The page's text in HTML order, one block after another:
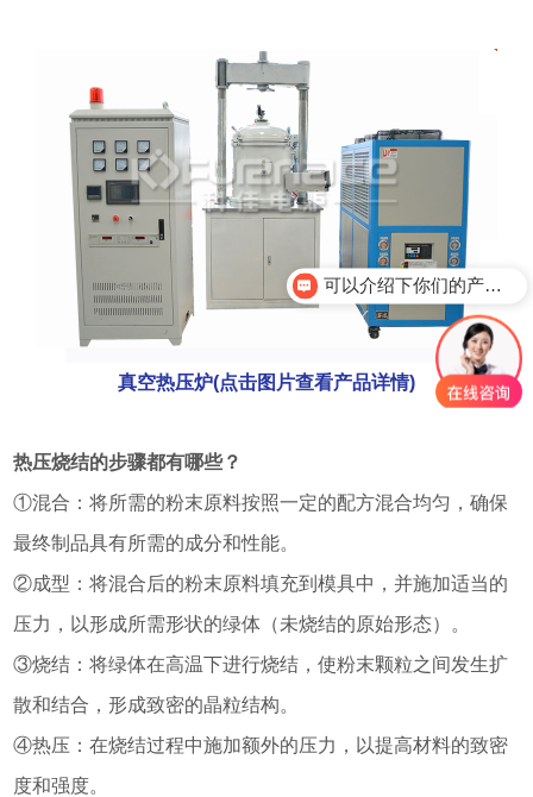
真空热压炉(点击图片查看产品详情)
热压烧结的步骤都有哪些？
①混合：将所需的粉末原料按照一定的配方混合均匀，确保
最终制品具有所需的成分和性能。
②成型：将混合后的粉末原料填充到模具中，并施加适当的
压力，以形成所需形状的绿体（未烧结的原始形态）。
③烧结：将绿体在高温下进行烧结，使粉末颗粒之间发生扩
散和结合，形成致密的晶粒结构。
④热压：在烧结过程中施加额外的压力，以提高材料的致密
度和强度。
可以介绍下你们的产品么？